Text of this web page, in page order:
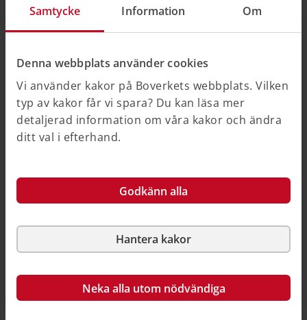
Samtycke Information Om
Denna webbplats använder cookies
Vi använder kakor på Boverkets webbplats. Vilken
typ av kakor får vi spara? Du kan läsa mer
detaljerad information om våra kakor och ändra
ditt val i efterhand.
Godkänn alla
Hantera kakor
Neka alla utom nödvändiga
eller ett utformningskrav, kan detta leda till att en
Plan- och bygglag (2010:900) 8 kap. 13 §
Boverkets föreskrifter om skydd med hänsyn
till hygien, hälsa och miljö samt hushållning med
Vilka kriterier finns för förbudet mot
förvanskning vid ändring?
anses medföra en förvanskning: